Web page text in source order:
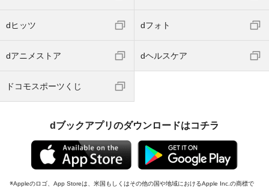
dヒッツ dフォト
dアニメストア dヘルスケア
ドコモスポーツくじ
dブックアプリのダウンロードはコチラ
Appleのロゴ、App Storeは、米国もしくはその他の国や地域におけるApple Inc.の商標で